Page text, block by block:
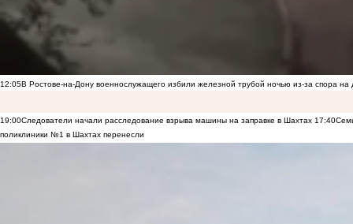
12:05В Ростове-на-Дону военнослужащего избили железной трубой ночью из-за спора на
19:00Следователи начали расследование взрыва машины на заправке в Шахтах 17:40
поликлиники №1 в Шахтах перенесли